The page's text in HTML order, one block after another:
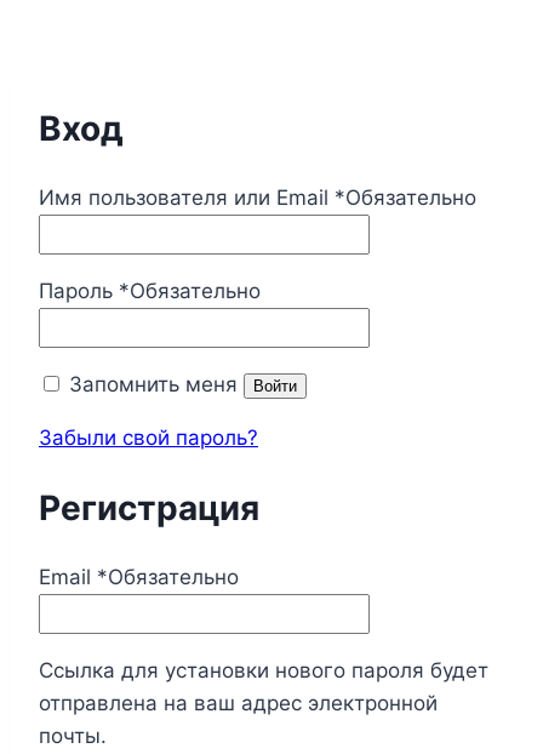
Вход
Имя пользователя или Email *Обязательно
Пароль *Обязательно
Запомнить меня Войти
Забыли свой пароль?
Регистрация
Email *Обязательно
Ссылка для установки нового пароля будет
отправлена ​​на ваш адрес электронной
почты.